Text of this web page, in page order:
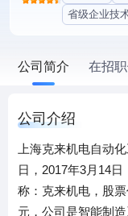
省级企业技
公司简介 在招职
公司介绍
上海克来机电自动
日，2017年3月14
称：克来机电，股
元，公司是智能制